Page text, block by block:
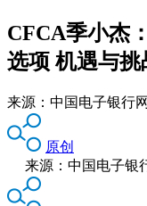
CFCA季小杰
选项 机遇与挑
来源： 中国电子银行网
原创
来源：中国电子银